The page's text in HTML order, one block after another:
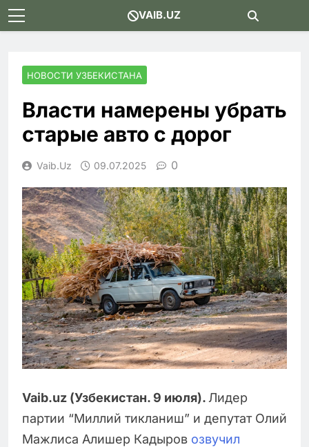
Skip
to
VAIB.UZ
НОВОСТИ УЗБЕКИСТАНА
Власти намерены убрать
старые авто с дорог
Vaib.uz 09.07.2025 0
Vaib.uz (Узбекистан. 9 июля). Лидер
партии “Миллий тикланиш” и депутат Олий
Мажлиса Алишер Кадыров озвучил